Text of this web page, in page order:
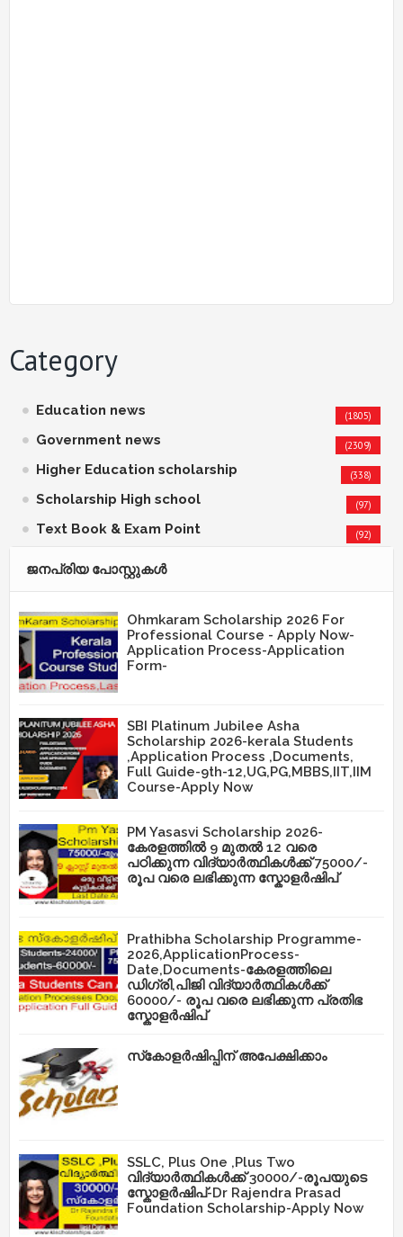
Category
Education news (1805)
Government news (2309)
Higher Education scholarship (338)
Scholarship High school (97)
Text Book & Exam Point (92)
ജനപ്രിയ പോസ്റ്റുകള്‍‌
Ohmkaram Scholarship 2026 For
Professional Course - Apply Now-
Application Process-Application
Form-
SBI Platinum Jubilee Asha
Scholarship 2026-kerala Students
,Application Process ,Documents,
Full Guide-9th-12,UG,PG,MBBS,IIT,IIM
Course-Apply Now
PM Yasasvi Scholarship 2026-
കേരളത്തിൽ 9 മുതൽ 12 വരെ
പഠിക്കുന്ന വിദ്യാർത്ഥികൾക്ക് 75000/-
രൂപ വരെ ലഭിക്കുന്ന സ്കോളർഷിപ്
Prathibha Scholarship Programme-
2026,ApplicationProcess-
Date,Documents-കേരളത്തിലെ
ഡിഗ്രി,പിജി വിദ്യാർത്ഥികൾക്ക്
60000/- രൂപ വരെ ലഭിക്കുന്ന പ്രതിഭ
സ്കോളർഷിപ്
സ്‌കോളർഷിപ്പിന് അപേക്ഷിക്കാം
SSLC, Plus One ,Plus Two
വിദ്യാർത്ഥികൾക്ക് 30000/-രൂപയുടെ
സ്കോളർഷിപ്-Dr Rajendra Prasad
Foundation Scholarship-Apply Now